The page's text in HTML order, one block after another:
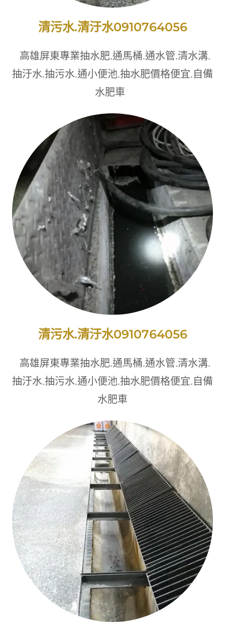
清污水.清汙水0910764056
高雄屏東專業抽水肥.通馬桶.通水管.清水溝.
抽汙水.抽污水.通小便池.抽水肥價格便宜.自備
水肥車
清污水.清汙水0910764056
高雄屏東專業抽水肥.通馬桶.通水管.清水溝.
抽汙水.抽污水.通小便池.抽水肥價格便宜.自備
水肥車